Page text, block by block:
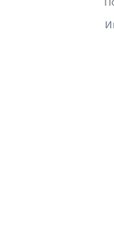
уникален вкус на
: